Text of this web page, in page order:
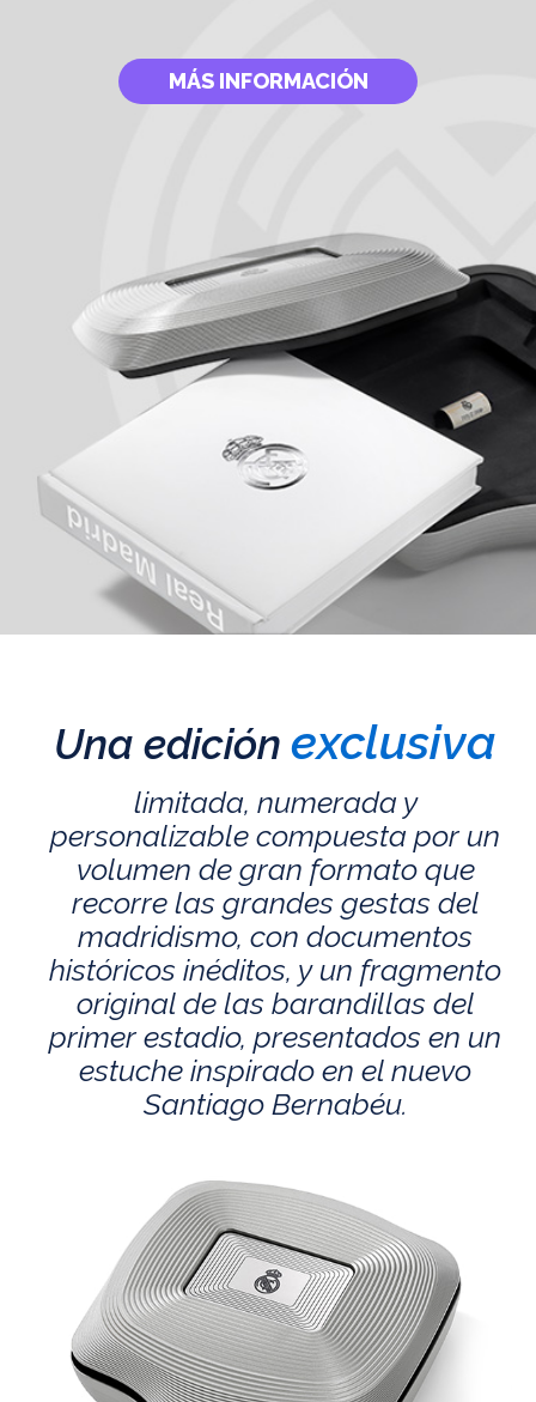
MÁS INFORMACIÓN
Una edición exclusiva
limitada, numerada y
personalizable compuesta por un
volumen de gran formato que
recorre las grandes gestas del
madridismo, con documentos
históricos inéditos, y un fragmento
original de las barandillas del
primer estadio, presentados en un
estuche inspirado en el nuevo
Santiago Bernabéu.